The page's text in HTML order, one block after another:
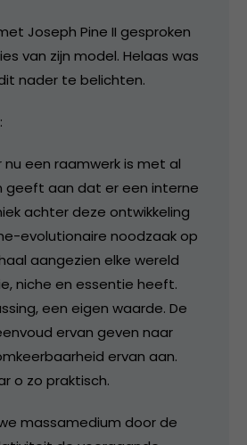
Joseph Pine II gesproken
van zijn model. Helaas was
nader te belichten.
een raamwerk is met al
geeft aan dat er een interne
achter deze ontwikkeling
evolutionaire noodzaak op
aangezien elke wereld
niche en essentie heeft.
een eigen waarde. De
ervan geven naar
ervan aan.
o zo praktisch.
massamedium door de